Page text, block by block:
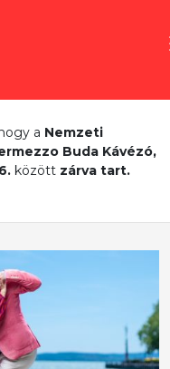
a Nemzeti
Buda Kávézó,
között zárva tart.